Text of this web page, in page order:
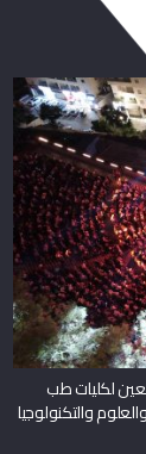
لكليات طب
والتكنولوجيا